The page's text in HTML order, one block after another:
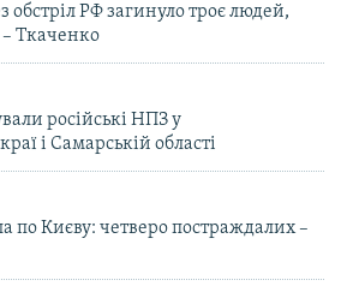
обстріл РФ загинуло троє людей,
Ткаченко
російські НПЗ у
і Самарській області
по Києву: четверо постраждалих –